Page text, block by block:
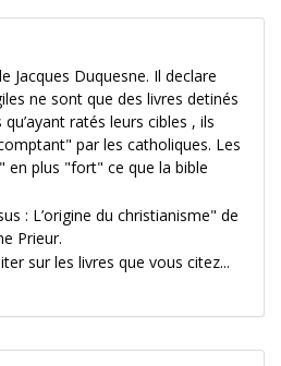
Jacques Duquesne. Il declare
ne sont que des livres detinés
ratés leurs cibles , ils
par les catholiques. Les
en plus "fort" ce que la bible
: L’origine du christianisme" de
Prieur.
sur les livres que vous citez...